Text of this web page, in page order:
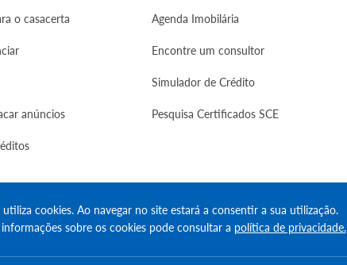
o casacerta
anúncios
Agenda Imobilária
Encontre um consultor
Simulador de Crédito
Pesquisa Certificados SCE
utiliza cookies. Ao navegar no site estará a consentir a sua utilização.
informações sobre os cookies pode consultar a política de privacidade.